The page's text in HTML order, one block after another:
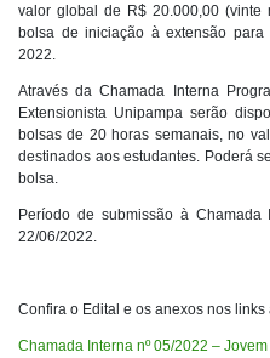
valor global de R$ 20.000,00 (vinte
bolsa de iniciação à extensão
2022.
Através da Chamada Interna
Extensionista Unipampa serão
bolsas de 20 horas semanais, no
destinados aos estudantes. Poderá
bolsa.
Período de submissão à Chamada
22/06/2022.
Confira o Edital e os anexos nos links
Chamada Interna nº 05/2022 –